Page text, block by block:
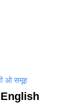
ओ समूह